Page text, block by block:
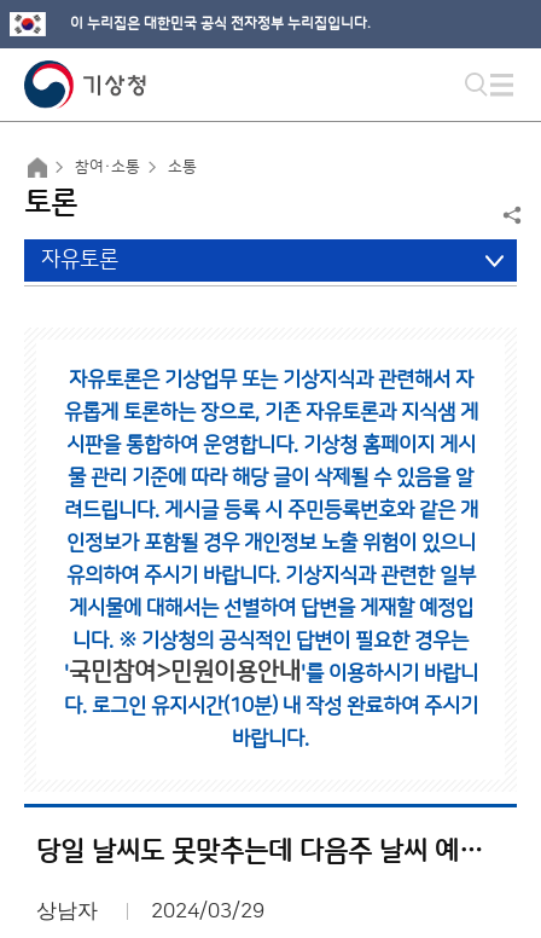
이 누리집은 대한민국 공식 전자정부 누리집입니다.
참여·소통 소통
토론
자유토론
자유토론은 기상업무 또는 기상지식과 관련해서 자
유롭게 토론하는 장으로, 기존 자유토론과 지식샘 게
시판을 통합하여 운영합니다. 기상청 홈페이지 게시
물 관리 기준에 따라 해당 글이 삭제될 수 있음을 알
려드립니다. 게시글 등록 시 주민등록번호와 같은 개
인정보가 포함될 경우 개인정보 노출 위험이 있으니
유의하여 주시기 바랍니다. 기상지식과 관련한 일부
게시물에 대해서는 선별하여 답변을 게재할 예정입
니다. ※ 기상청의 공식적인 답변이 필요한 경우는
'국민참여>민원이용안내 '를 이용하시기 바랍니
다. 로그인 유지시간(10분) 내 작성 완료하여 주시기
바랍니다.
당일 날씨도 못맞추는데 다음주 날씨 예측하는게 가능해요?
상남자 2024/03/29